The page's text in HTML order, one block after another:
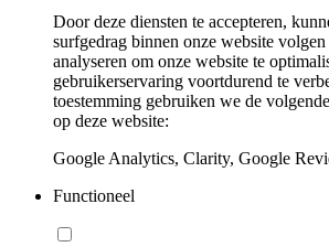
Door deze diensten te accepteren,
surfgedrag binnen onze website
analyseren om onze website te
gebruikerservaring voortdurend te
toestemming gebruiken we de
op deze website:
Google Analytics, Clarity, Google
Functioneel